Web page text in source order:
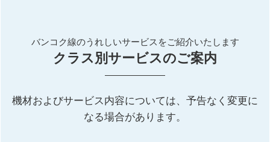
バンコク線のうれしいサービスをご紹介いたします
クラス別サービスのご案内
機材およびサービス内容については、予告なく変更に
なる場合があります。